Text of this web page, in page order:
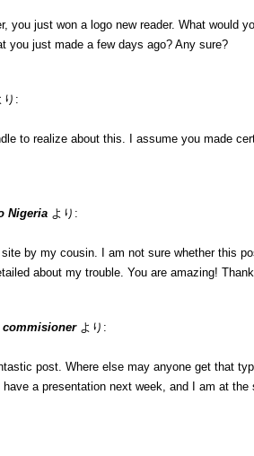
you just won a logo new reader. What would
you just made a few days ago? Any sure?
り:
to realize about this. I assume you made
Nigeria より:
by my cousin. I am not sure whether this
about my trouble. You are amazing!
commisioner より:
post. Where else may anyone get that
a presentation next week, and I am at the